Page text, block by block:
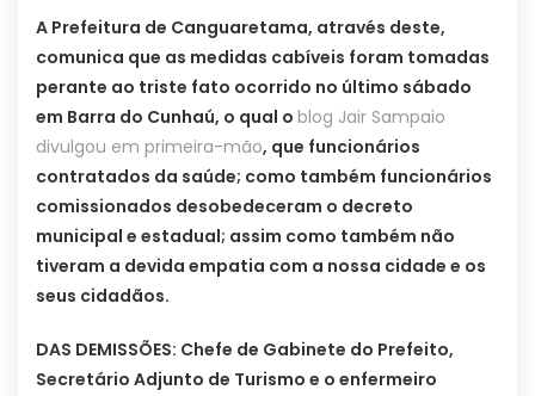
A Prefeitura de Canguaretama, através deste,
comunica que as medidas cabíveis foram tomadas
perante ao triste fato ocorrido no último sábado
em Barra do Cunhaú, o qual o blog Jair Sampaio
divulgou em primeira-mão, que funcionários
contratados da saúde; como também funcionários
comissionados desobedeceram o decreto
municipal e estadual; assim como também não
tiveram a devida empatia com a nossa cidade e os
seus cidadãos.
DAS DEMISSÕES: Chefe de Gabinete do Prefeito,
Secretário Adjunto de Turismo e o enfermeiro